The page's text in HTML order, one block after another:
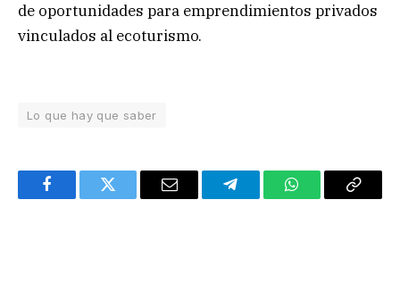
de oportunidades para emprendimientos privados
vinculados al ecoturismo.
Lo que hay que saber
FacebookTwitter Email TelegramWhatsAppCopy